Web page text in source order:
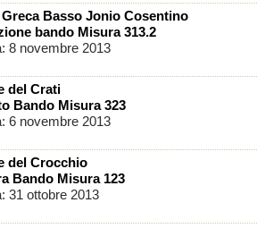
Basso Jonio Cosentino
bando Misura 313.2
8 novembre 2013
del Crati
Bando Misura 323
6 novembre 2013
del Crocchio
Bando Misura 123
31 ottobre 2013